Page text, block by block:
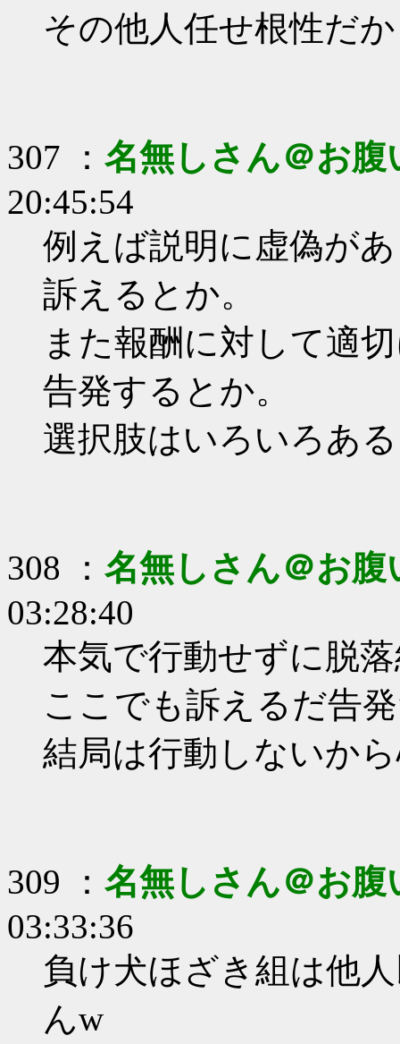
その他人任せ根性だ
307 ： 名無しさん＠お腹
20:45:54
例えば説明に虚偽が
訴えるとか。
また報酬に対して適
告発するとか。
選択肢はいろいろあ
308 ： 名無しさん＠お腹
03:28:40
本気で行動せずに脱
ここでも訴えるだ告
結局は行動しないか
309 ： 名無しさん＠お腹
03:33:36
負け犬ほざき組は他
んw